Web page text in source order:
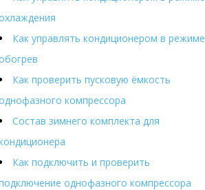
охлаждения
Как управлять кондиционером в режиме
обогрев
Как проверить пусковую ёмкость
однофазного компрессора
Состав зимнего комплекта для
Как подключить и проверить
однофазного компрессора